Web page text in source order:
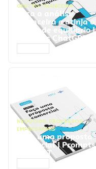
GESTÃO FINANCEIRA
Faça a análise
financeira e atinja o
ponto de equilíbrio |
Prompts ChatGPT
NEGÓCIOS, PROCESSOS
EMPRESARIAIS
Faça uma proposta
comercial | Prompts
ChatGPT